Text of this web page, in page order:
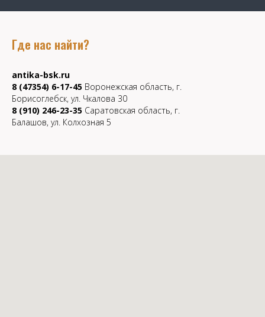
Где нас найти?
antika-bsk.ru
8 (47354) 6-17-45 Воронежская область, г.
Борисоглебск, ул. Чкалова 30
8 (910) 246-23-35 Саратовская область, г.
Балашов, ул. Колхозная 5